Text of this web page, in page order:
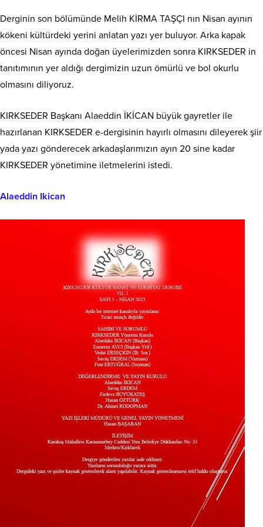
Derginin son bölümünde Melih KİRMA TAŞÇI nın Nisan ayının
kökeni kültürdeki yerini anlatan yazı yer buluyor. Arka kapak
öncesi Nisan ayında doğan üyelerimizden sonra KIRKSEDER in
tanıtımının yer aldığı dergimizin uzun ömürlü ve bol okurlu
olmasını diliyoruz.
KIRKSEDER Başkanı Alaeddin İKİCAN büyük gayretler ile
hazırlanan KIRKSEDER e-dergisinin hayırlı olmasını dileyerek şiir
yada yazı gönderecek arkadaşlarımızın ayın 20 sine kadar
KIRKSEDER yönetimine iletmelerini istedi.
Alaeddin Ikican